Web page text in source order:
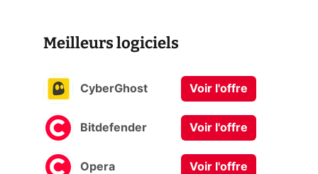
Meilleurs logiciels
CyberGhost Voir l'offre
Bitdefender Voir l'offre
Opera Voir l'offre